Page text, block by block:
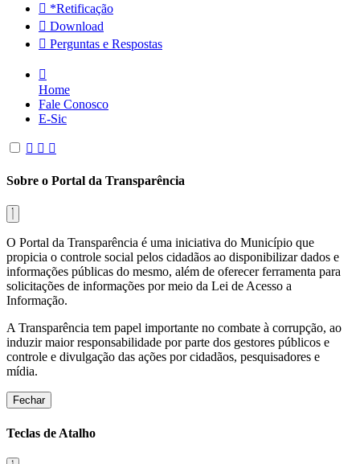
*Retificação
Download
Perguntas e Respostas
Home
Fale Conosco
E-Sic
Sobre o Portal da Transparência
O Portal da Transparência é uma iniciativa do Município que
propicia o controle social pelos cidadãos ao disponibilizar dados e
informações públicas do mesmo, além de oferecer ferramenta para
solicitações de informações por meio da Lei de Acesso a
Informação.
A Transparência tem papel importante no combate à corrupção, ao
induzir maior responsabilidade por parte dos gestores públicos e
controle e divulgação das ações por cidadãos, pesquisadores e
mídia.
Fechar
Teclas de Atalho